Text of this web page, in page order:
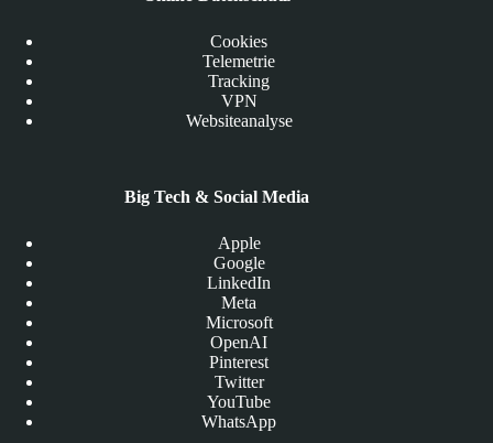
Cookies
Telemetrie
Tracking
VPN
Websiteanalyse
Big Tech & Social Media
Apple
Google
LinkedIn
Meta
Microsoft
OpenAI
Pinterest
Twitter
YouTube
WhatsApp